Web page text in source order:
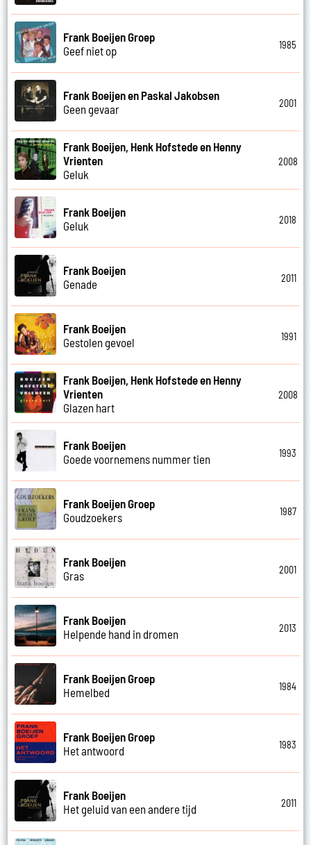
Frank Boeijen Groep
Geef niet op
1985
Frank Boeijen en Paskal Jakobsen
Geen gevaar
2001
Frank Boeijen, Henk Hofstede en Henny
Vrienten
Geluk
2008
Frank Boeijen
Geluk
2018
Frank Boeijen
Genade
2011
Frank Boeijen
Gestolen gevoel
1991
Frank Boeijen, Henk Hofstede en Henny
Vrienten
Glazen hart
2008
Frank Boeijen
Goede voornemens nummer tien
1993
Frank Boeijen Groep
Goudzoekers
1987
Frank Boeijen
Gras
2001
Frank Boeijen
Helpende hand in dromen
2013
Frank Boeijen Groep
Hemelbed
1984
Frank Boeijen Groep
Het antwoord
1983
Frank Boeijen
Het geluid van een andere tijd
2011